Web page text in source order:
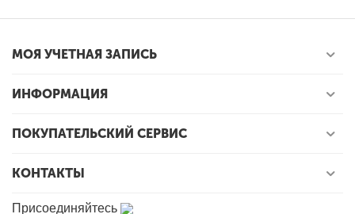
МОЯ УЧЕТНАЯ ЗАПИСЬ
ИНФОРМАЦИЯ
ПОКУПАТЕЛЬСКИЙ СЕРВИС
КОНТАКТЫ
Присоединяйтесь